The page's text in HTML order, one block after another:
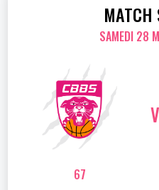
MATCH
SAMEDI 28
67